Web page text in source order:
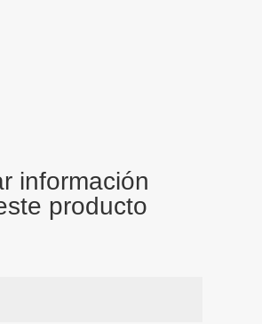
información
producto